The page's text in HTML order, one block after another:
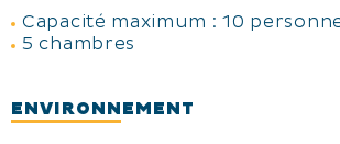
Capacité maximum : 10
5 chambres
ENVIRONNEMENT